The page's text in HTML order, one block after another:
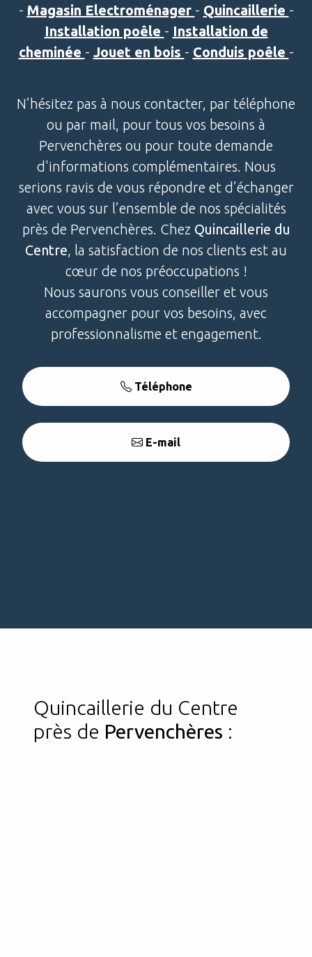
- Magasin Electroménager - Quincaillerie -
Installation poêle - Installation de
cheminée - Jouet en bois - Conduis poêle -
N’hésitez pas à nous contacter, par téléphone
ou par mail, pour tous vos besoins à
Pervenchères ou pour toute demande
d'informations complémentaires. Nous
serions ravis de vous répondre et d’échanger
avec vous sur l’ensemble de nos spécialités
près de Pervenchères. Chez Quincaillerie du
Centre , la satisfaction de nos clients est au
cœur de nos préoccupations !
Nous saurons vous conseiller et vous
accompagner pour vos besoins, avec
professionnalisme et engagement.
Téléphone
E-mail
Quincaillerie du Centre
près de Pervenchères :